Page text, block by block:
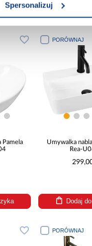
Spersonalizuj
Pamela
PORÓWNAJ
Umywalka
Rea-
Dodaj
PORÓWNAJ